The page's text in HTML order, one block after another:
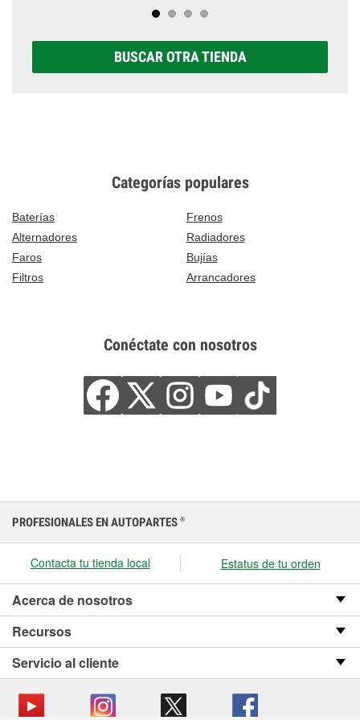
BUSCAR OTRA TIENDA
Categorías populares
Baterías
Frenos
Alternadores
Radiadores
Faros
Bujías
Filtros
Arrancadores
Conéctate con nosotros
PROFESIONALES EN AUTOPARTES ®
Contacta tu tienda local Estatus de tu orden
Acerca de nosotros
Recursos
Servicio al cliente